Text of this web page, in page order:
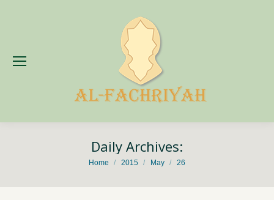
Daily Archives:
You are here:
Home 2015 May 26